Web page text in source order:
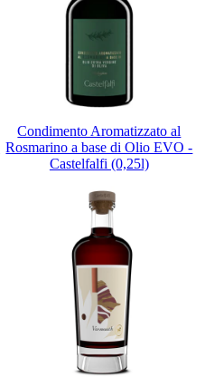
Condimento Aromatizzato al
Rosmarino a base di Olio EVO -
Castelfalfi (0,25l)